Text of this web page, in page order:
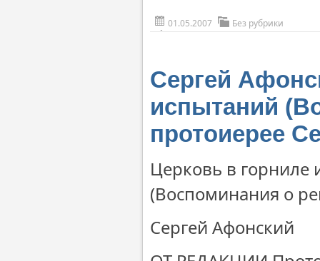
01.05.2007 Без рубрики
Сергей
испытаний
протоиерее
Церковь в горниле
(Воспоминания о
Сергей Афонский